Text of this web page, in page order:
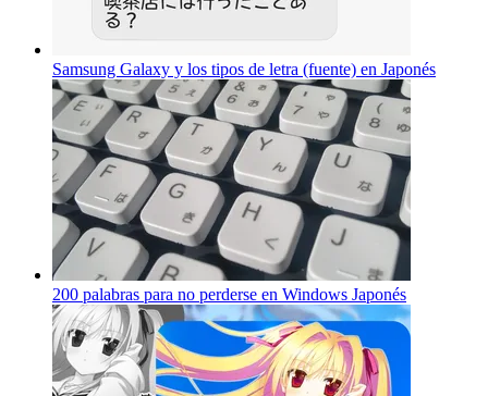
Samsung Galaxy y los tipos de letra (fuente) en Japonés
200 palabras para no perderse en Windows Japonés